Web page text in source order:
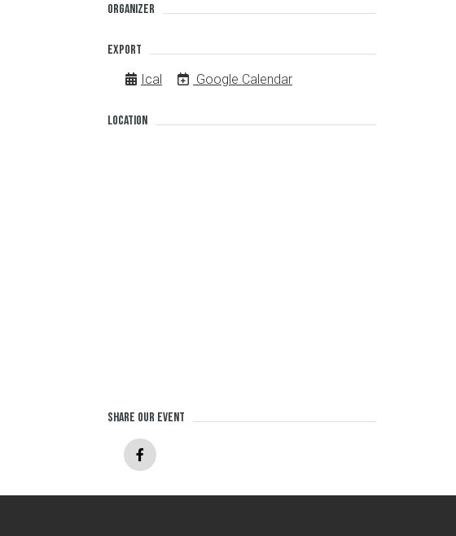
Organizer
Export
Ical
Google Calendar
Location
Share our event